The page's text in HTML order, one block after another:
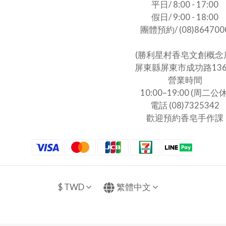
平日/ 8:00 - 17:00
假日/ 9:00 - 18:00
團體預約/
(勝利星村香皂文創概念
屏東縣屏東市成功路
營業時間
10:00–19:00 (周二公
電話 (08)7325342
歡迎預約香皂手作課
$ TWD 繁體中文